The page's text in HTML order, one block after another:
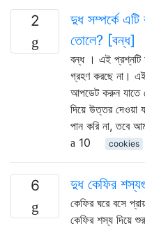
2
দুধ সম্পর্কে
তোলে? [বন্ধ]
বন্ধ । এই প্রশ্নটি
গ্রহণ করছে না।
আপডেট করুন যাতে
দিয়ে উত্তর
পান করি না, তবে
10
cookies
6 দুধ কেফির
কেফির ঘরে বসে
কেফির শস্য দিয়ে